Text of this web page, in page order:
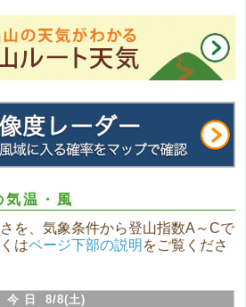
気温・風
を、気象条件から登山指数A～Cで
はページ下部の説明 をご覧くださ
今 日 8/8(土)